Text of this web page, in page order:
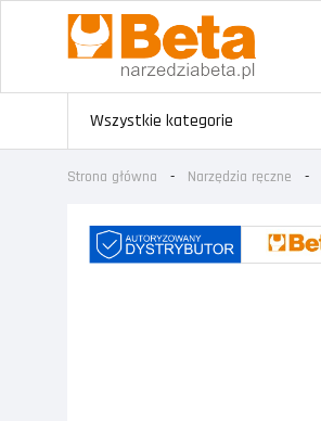
Wszystkie kategorie
Strona główna Narzędzia ręczne